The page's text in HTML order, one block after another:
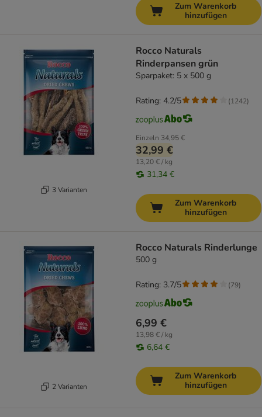
Zum Warenkorb
hinzufügen
3 Varianten
Rocco Naturals
Rinderpansen grün
Sparpaket: 5 x 500 g
Einzeln 34,95 €
32,99 €
13,20 € / kg
31,34 €
Rating: 4.2/5 (1242)
Zum Warenkorb
hinzufügen
2 Varianten
Rocco Naturals Rinderlunge
500 g
6,99 €
13,98 € / kg
6,64 €
Rating: 3.7/5 (79)
Zum Warenkorb
hinzufügen